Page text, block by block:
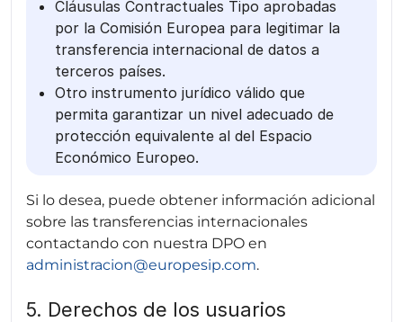
Cláusulas Contractuales Tipo aprobadas
por la Comisión Europea para legitimar la
transferencia internacional de datos a
terceros países.
Otro instrumento jurídico válido que
permita garantizar un nivel adecuado de
protección equivalente al del Espacio
Económico Europeo.
Si lo desea, puede obtener información adicional
sobre las transferencias internacionales
contactando con nuestra DPO en
administracion@europesip.com.
5. Derechos de los usuarios